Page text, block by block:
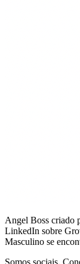
Angel Boss criado
LinkedIn sobre
Masculino se
Somos sociais.